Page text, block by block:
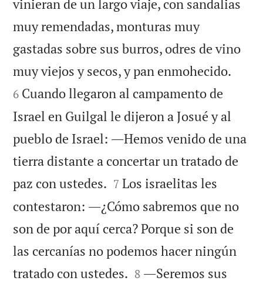
vinieran de un largo viaje, con sandalias
muy remendadas, monturas muy
gastadas sobre sus burros, odres de vino
muy viejos y secos, y pan enmohecido.
6 Cuando llegaron al campamento de
Israel en Guilgal le dijeron a Josué y al
pueblo de Israel: ―Hemos venido de una
tierra distante a concertar un tratado de
paz con ustedes. 

7 Los israelitas les
contestaron: ―¿Cómo sabremos que no
son de por aquí cerca? Porque si son de
las cercanías no podemos hacer ningún
tratado con ustedes. 

8 ―Seremos sus